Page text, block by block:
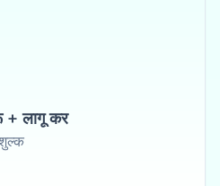
+ लागू कर